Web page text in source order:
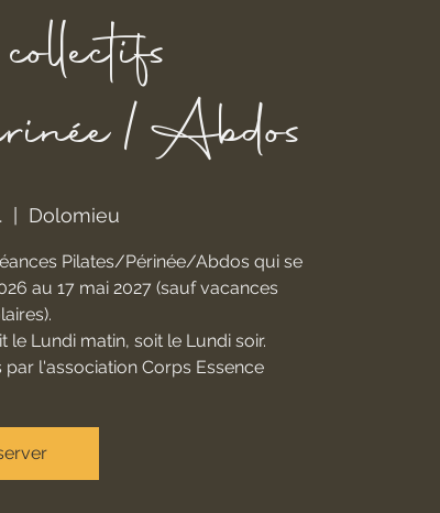
Abdos
Dolomieu
Pilates/Périnée/Abdos qui se
au 17 mai 2027 (sauf vacances
le Lundi matin, soit le Lundi soir.
l'association Corps Essence